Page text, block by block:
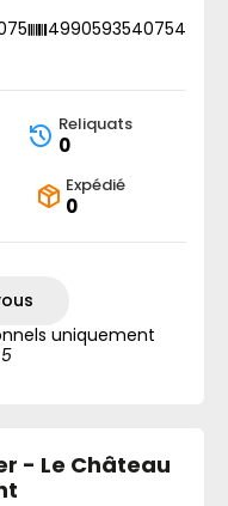
4990593540754
Reliquats
0
Expédié
0
uniquement
- Le Château